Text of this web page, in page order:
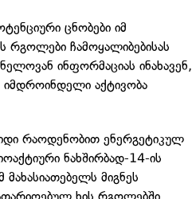
ცნობები იმ
რგოლები ჩამოყალიბებისას
ინფორმაციას ინახავენ,
იმდროინდელი აქტივობა
რაოდენობით ენერგეტიკულ
ნახშირბად-14-ის
მიგნეს